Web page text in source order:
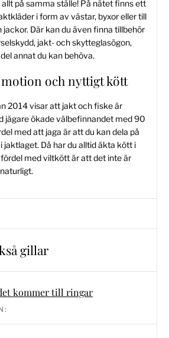
på samma ställe! På nätet finns ett
i form av västar, byxor eller till
Där kan du även finna tillbehör
jakt- och skytteglasögon,
annat du kan behöva.
motion och nyttigt kött
2014 visar att jakt och fiske är
jägare ökade välbefinnandet med 90
med att jaga är att du kan dela på
jaktlaget. Då har du alltid äkta kött i
med viltkött är att det inte är
gillar
kommer till ringar